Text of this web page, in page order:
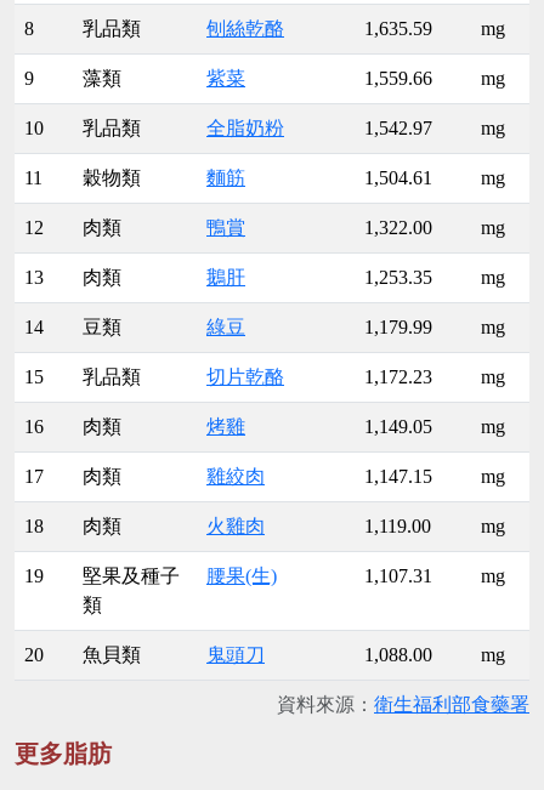
8 乳品類 刨絲乾酪 1,635.59 mg
9 藻類 紫菜 1,559.66 mg
10 乳品類 全脂奶粉 1,542.97 mg
11 穀物類 麵筋 1,504.61 mg
12 肉類 鴨賞 1,322.00 mg
13 肉類 鵝肝 1,253.35 mg
14 豆類 綠豆 1,179.99 mg
15 乳品類 切片乾酪 1,172.23 mg
16 肉類 烤雞 1,149.05 mg
17 肉類 雞絞肉 1,147.15 mg
18 肉類 火雞肉 1,119.00 mg
19
堅果及種子
類
腰果(生) 1,107.31 mg
20 魚貝類 鬼頭刀 1,088.00 mg
資料來源： 衛生福利部食藥署
更多脂肪